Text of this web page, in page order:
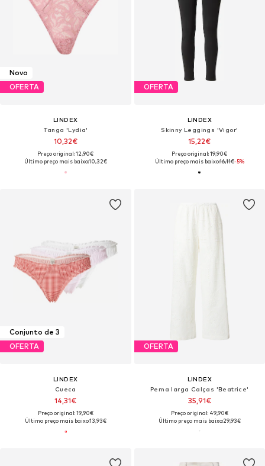
Novo
OFERTA
LINDEX
Tanga 'Lydia'
10,32€
Preço original: 12,90€
Último preço mais baixo:10,32€
OFERTA
LINDEX
Skinny Leggings 'Vigor'
15,22€
Preço original: 19,90€
Último preço mais baixo:16,11€-5%
Conjunto de 3
OFERTA
LINDEX
Cueca
14,31€
Preço original: 19,90€
Último preço mais baixo:13,93€
OFERTA
LINDEX
Perna larga Calças 'Beatrice'
35,91€
Preço original: 49,90€
Último preço mais baixo:29,93€